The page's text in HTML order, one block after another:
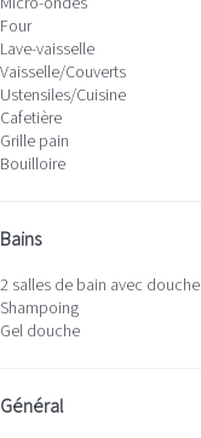
Four
Lave-vaisselle
Vaisselle/Couverts
Ustensiles/Cuisine
Cafetière
Grille pain
Bouilloire
Bains
2 salles de bain avec douche
Shampoing
Gel douche
Général